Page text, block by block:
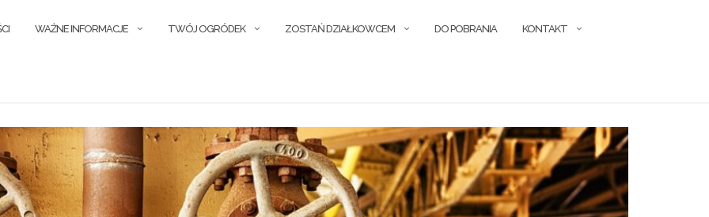
WAŻNE INFORMACJE TWÓJ OGRÓDEK ZOSTAŃ DZIAŁKOWCEM DO POBRANIA KONTAKT